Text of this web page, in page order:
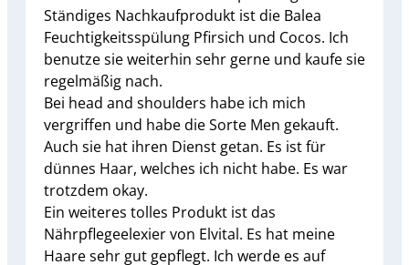
Ständiges Nachkaufprodukt ist die Balea
Feuchtigkeitsspülung Pfirsich und Cocos. Ich
benutze sie weiterhin sehr gerne und kaufe sie
regelmäßig nach.
Bei head and shoulders habe ich mich
vergriffen und habe die Sorte Men gekauft.
Auch sie hat ihren Dienst getan. Es ist für
dünnes Haar, welches ich nicht habe. Es war
trotzdem okay.
Ein weiteres tolles Produkt ist das
Nährpflegeelexier von Elvital. Es hat meine
Haare sehr gut gepflegt. Ich werde es auf